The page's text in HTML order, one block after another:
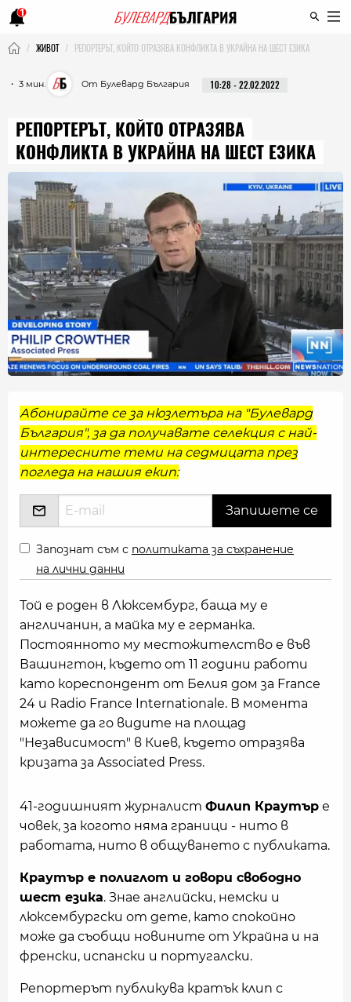
1
ЖИВОТ РЕПОРТЕРЪТ, КОЙТО ОТРАЗЯВА КОНФЛИКТА В УКРАЙНА НА ШЕСТ ЕЗИКА
・ 3 мин. От Булевард България 10:28 - 22.02.2022
РЕПОРТЕРЪТ, КОЙТО ОТРАЗЯВА
КОНФЛИКТА В УКРАЙНА НА ШЕСТ ЕЗИКА
Абонирайте се за нюзлетъра на "Булевард
България", за да получавате селекция с най-
интересните теми на седмицата през
погледа на нашия екип:
Запознат съм с политиката за съхранение
на лични данни
Той е роден в Люксембург, баща му е
англичанин, а майка му е германка.
Постоянното му местожителство е във
Вашингтон, където от 11 години работи
като кореспондент от Белия дом за France
24 и Radio France Internationale. В момента
можете да го видите на площад
"Независимост" в Киев, където отразява
кризата за Associated Press.
41-годишният журналист Филип Краутър е
човек, за когото няма граници - нито в
работата, нито в общуването с публиката.
Краутър е полиглот и говори свободно
шест езика. Знае английски, немски и
люксембургски от дете, като спокойно
може да съобщи новините от Украйна и на
френски, испански и португалски.
Репортерът публикува кратък клип с